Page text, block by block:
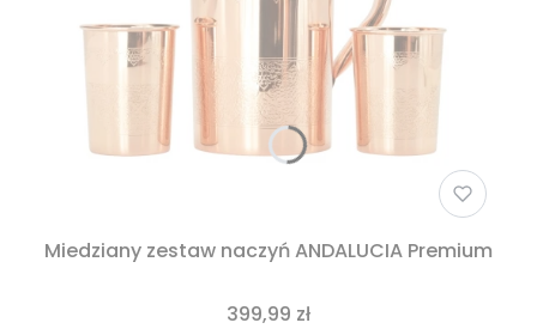
Miedziany zestaw naczyń ANDALUCIA Premium
399,99 zł